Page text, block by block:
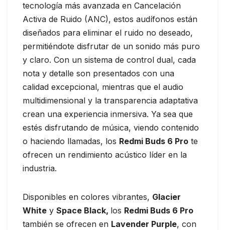
tecnología más avanzada en Cancelación
Activa de Ruido (ANC), estos audífonos están
diseñados para eliminar el ruido no deseado,
permitiéndote disfrutar de un sonido más puro
y claro. Con un sistema de control dual, cada
nota y detalle son presentados con una
calidad excepcional, mientras que el audio
multidimensional y la transparencia adaptativa
crean una experiencia inmersiva. Ya sea que
estés disfrutando de música, viendo contenido
o haciendo llamadas, los Redmi Buds 6 Pro te
ofrecen un rendimiento acústico líder en la
industria.
Disponibles en colores vibrantes, Glacier
White y Space Black, los Redmi Buds 6 Pro
también se ofrecen en Lavender Purple, con